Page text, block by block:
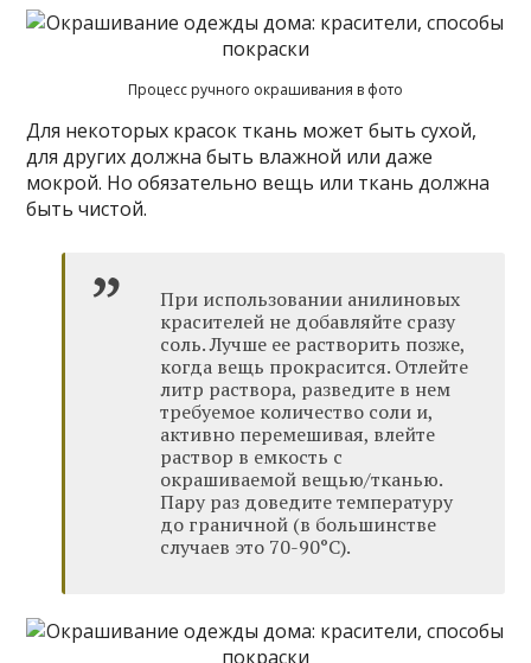
Процесс ручного окрашивания в фото
Для некоторых красок ткань может быть сухой,
для других должна быть влажной или даже
мокрой. Но обязательно вещь или ткань должна
быть чистой.
При использовании анилиновых
красителей не добавляйте сразу
соль. Лучше ее растворить позже,
когда вещь прокрасится. Отлейте
литр раствора, разведите в нем
требуемое количество соли и,
активно перемешивая, влейте
раствор в емкость с
окрашиваемой вещью/тканью.
Пару раз доведите температуру
до граничной (в большинстве
случаев это 70-90°C).